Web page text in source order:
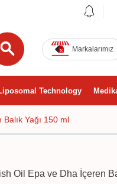
Markalarımız
Technology
Yağı 150 ml
Oil Epa ve Dha İçeren